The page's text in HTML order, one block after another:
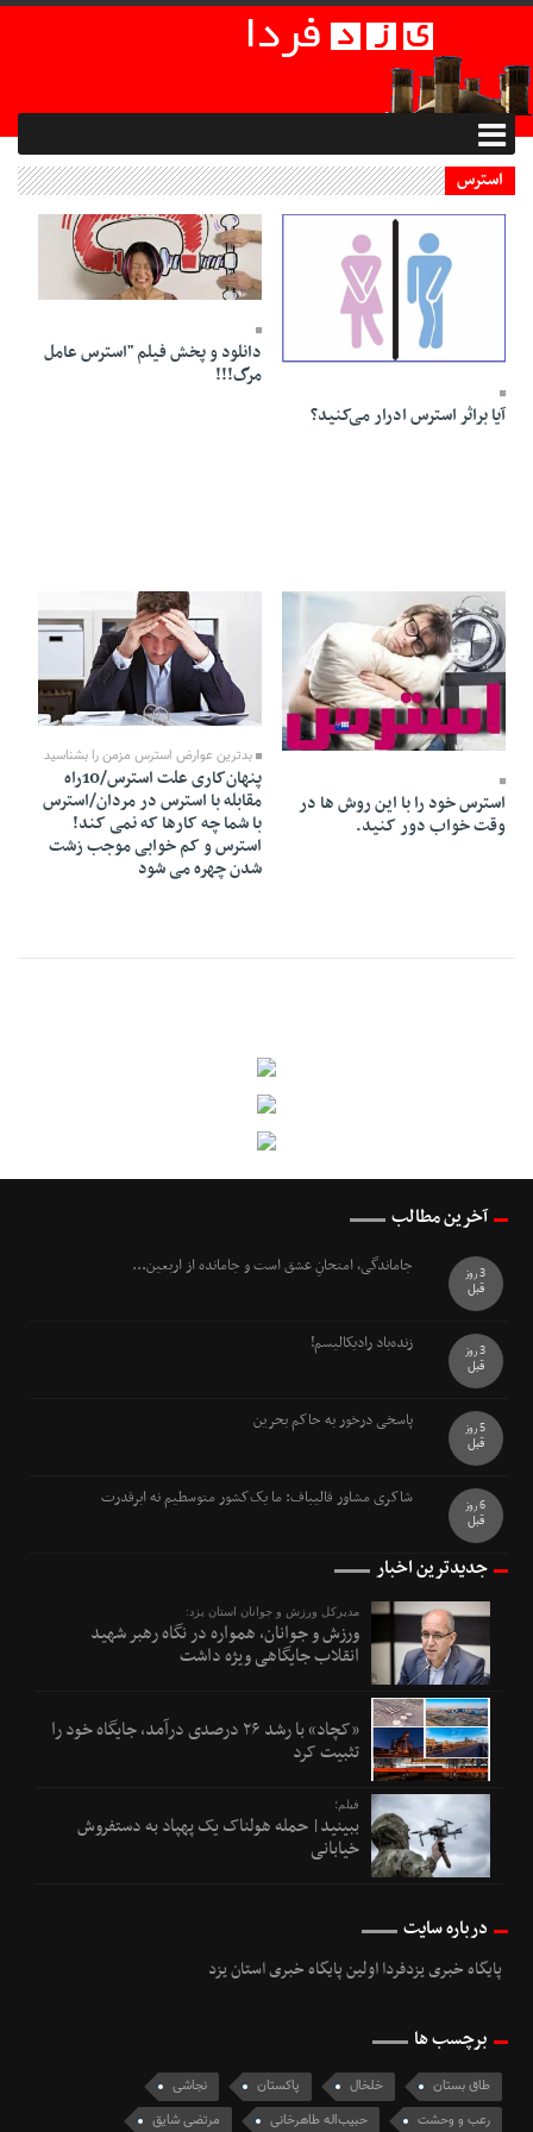
استرس
آیا براثر استرس ادرار می‌کنید؟
13 Tir 1395 - 15:12
دانلود و پخش فیلم "استرس عامل
مرگ!!!
22 Khordad 1395 - 15:42
استرس خود را با این روش ها در
وقت خواب دور کنید.
22 Khordad 1395 - 15:39
بدترین عوارض استرس مزمن را بشناسید
پنهان‌کاری علت استرس/10راه
مقابله با استرس در مردان/استرس
با شما چه کارها که نمی کند!
استرس و کم خوابی موجب زشت
شدن چهره می شود
آخرین مطالب
جاماندگی، امتحانِ عشق است و جامانده از اربعین...
3 روز
قبل
زنده‌باد رادیکالیسم!
3 روز
قبل
پاسخی درخور به حاکم بحرین
5 روز
قبل
شاکری مشاور قالیباف: ما یک‌کشور متوسطیم نه ابرقدرت
6 روز
قبل
جدیدترین اخبار
مدیرکل ورزش و جوانان استان یزد:
ورزش و جوانان، همواره در نگاه رهبر شهید
انقلاب جایگاهی ویژه داشت
«کچاد» با رشد ۲۶ درصدی درآمد، جایگاه خود را
تثبیت کرد
فیلم؛
ببینید| حمله هولناک یک پهپاد به دستفروش
خیابانی
درباره سایت
پایگاه خبری یزدفردا اولین پایگاه خبری استان یزد
برچسب ها
طاق بستان خلخال پاکستان
نجاشی
رعب و وحشت
حبیب‌اله طاهرخانی مرتضی شایق